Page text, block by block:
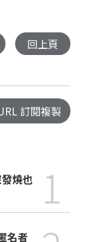
回上頁
訂閱複製
1
名者